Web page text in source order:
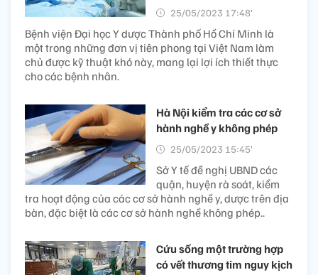
25/05/2023 17:48’
Bệnh viện Đại học Y dược Thành phố Hồ Chí Minh là
một trong những đơn vị tiên phong tại Việt Nam làm
chủ được kỹ thuật khó này, mang lại lợi ích thiết thực
cho các bệnh nhân.
Hà Nội kiểm tra các cơ sở
hành nghề y không phép
25/05/2023 15:45’
Sở Y tế đề nghị UBND các
quận, huyện rà soát, kiểm
tra hoạt động của các cơ sở hành nghề y, dược trên địa
bàn, đặc biệt là các cơ sở hành nghề không phép..
Cứu sống một trường hợp
có vết thương tim nguy kịch